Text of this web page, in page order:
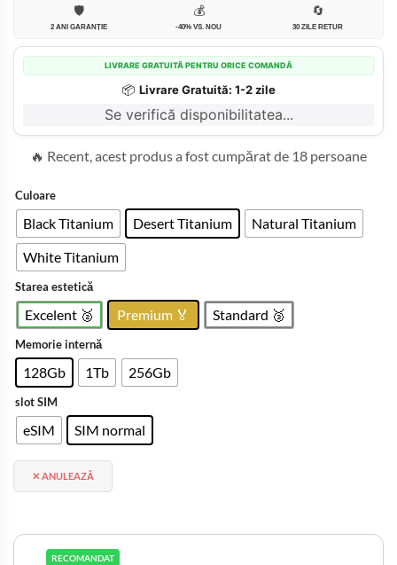
la
🛡️
2 ANI GARANȚIE
💰
-40% VS. NOU
🔄
30 ZILE RETUR
LIVRARE GRATUITĂ PENTRU ORICE COMANDĂ
📦 Livrare Gratuită: 1-2 zile
Se verifică disponibilitatea...
🔥 Recent, acest produs a fost cumpărat de 18 persoane
Culoare
Black Titanium Desert Titanium
Natural Titanium
White Titanium
Starea estetică
Excelent 🥈 Premium 🏅 Standard 🥉
Memorie internă
128Gb 1Tb 256Gb
slot SIM
eSIM SIM normal
ANULEAZĂ
RECOMANDAT